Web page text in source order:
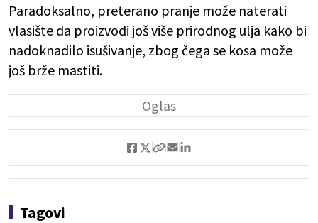
Paradoksalno, preterano pranje može naterati
vlasište da proizvodi još više prirodnog ulja kako bi
nadoknadilo isušivanje, zbog čega se kosa može
još brže mastiti.
Tagovi